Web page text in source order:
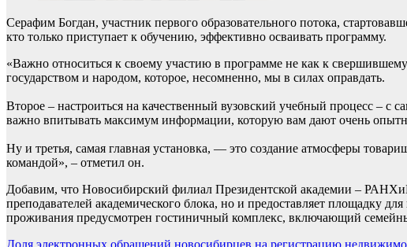
Серафим Богдан, участник первого образовательного потока,
кто только приступает к обучению, эффективно осваивать программу.
«Важно относиться к своему участию в программе не как к
государством и народом, которое, несомненно, мы в силах оправдать.
Второе – настроиться на качественный вузовский учебный процесс – с
важно впитывать максимум информации, которую вам дают очень
Ну и третья, самая главная установка, — это создание атмосферы
командой», – отметил он.
Добавим, что Новосибирский филиал Президентской академии –
преподавателей академического блока, но и предоставляет площадку
проживания предусмотрен гостиничный комплекс, включающий
Доля электронных обращений новосибирцев на регистрацию